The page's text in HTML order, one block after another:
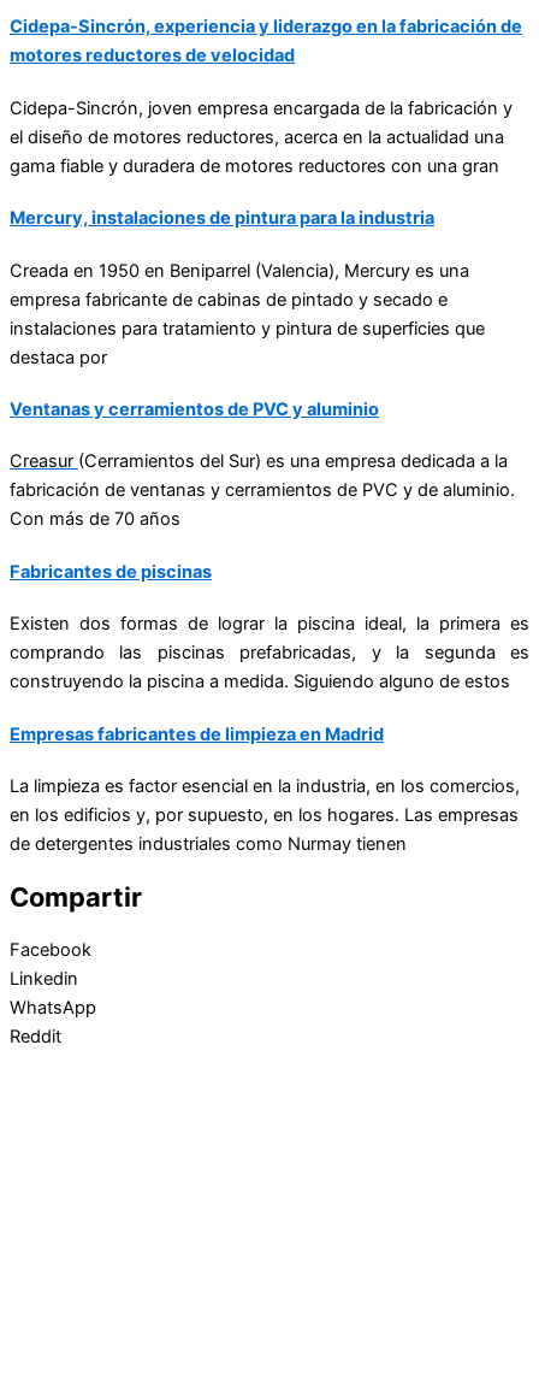
Cidepa-Sincrón, experiencia y liderazgo en la fabricación de
motores reductores de velocidad
Cidepa-Sincrón, joven empresa encargada de la fabricación y
el diseño de motores reductores, acerca en la actualidad una
gama fiable y duradera de motores reductores con una gran
Mercury, instalaciones de pintura para la industria
Creada en 1950 en Beniparrel (Valencia), Mercury es una
empresa fabricante de cabinas de pintado y secado e
instalaciones para tratamiento y pintura de superficies que
destaca por
Ventanas y cerramientos de PVC y aluminio
Creasur (Cerramientos del Sur) es una empresa dedicada a la
fabricación de ventanas y cerramientos de PVC y de aluminio.
Con más de 70 años
Fabricantes de piscinas
Existen dos formas de lograr la piscina ideal, la primera es
comprando las piscinas prefabricadas, y la segunda es
construyendo la piscina a medida. Siguiendo alguno de estos
Empresas fabricantes de limpieza en Madrid
La limpieza es factor esencial en la industria, en los comercios,
en los edificios y, por supuesto, en los hogares. Las empresas
de detergentes industriales como Nurmay tienen
Compartir
Facebook
Linkedin
WhatsApp
Reddit